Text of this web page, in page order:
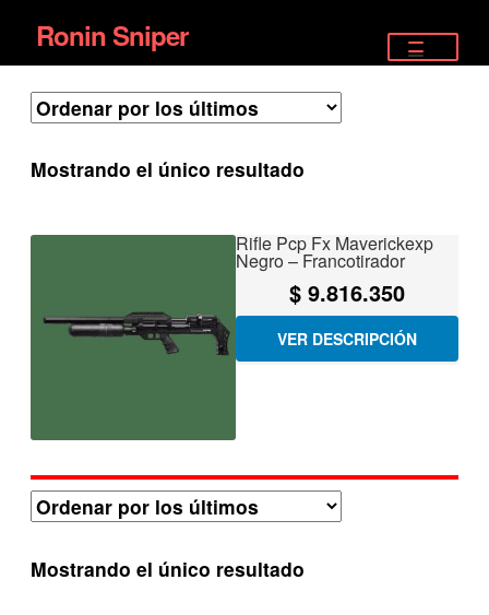
Ir
a
la
Ir
al
contenido
Ronin Sniper
PISTOLAS
RIFLES DEPORTIVOS
Mostrando el único resultado
Rifle Pcp Fx Maverickexp
Negro – Francotirador
$9.816.350
VER DESCRIPCIÓN
Mostrando el único resultado